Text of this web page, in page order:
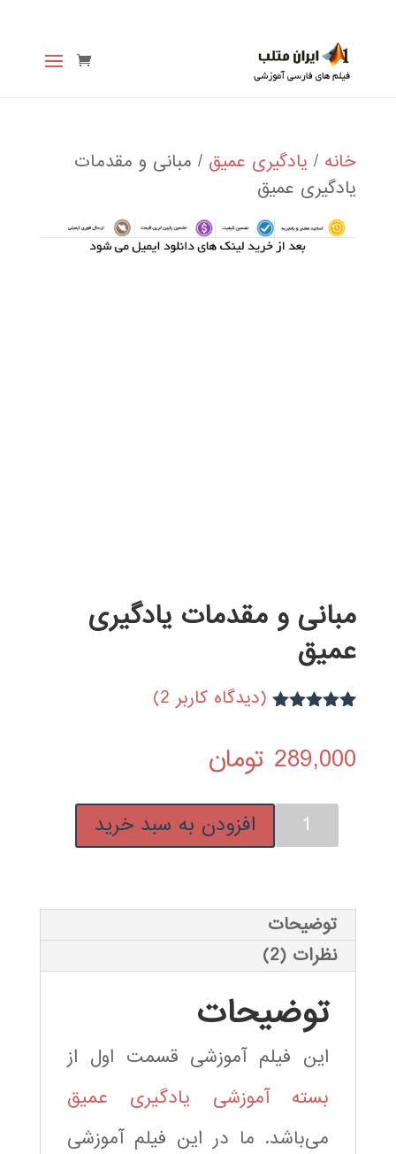
خانه / یادگیری عمیق / مبانی و مقدمات
یادگیری عمیق
مبانی و مقدمات یادگیری
عمیق
مشتری
(دیدگاه کاربر 2
)
289,000 تومان
مبانی
و
عمیق
عدد
افزودن به سبد خرید
توضیحات
نظرات (2)
توضیحات
این فیلم آموزشی قسمت اول از
بسته آموزشی یادگیری عمیق
می‌باشد. ما در این فیلم آموزشی